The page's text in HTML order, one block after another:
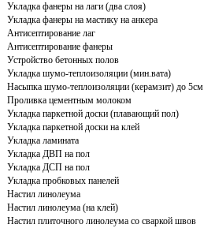
Укладка фанеры на лаги (два слоя)
Укладка фанеры на мастику на анкера
Антисептирование лаг
Антисептирование фанеры
Устройство бетонных полов
Укладка шумо-теплоизоляции (мин.вата)
Насыпка шумо-теплоизоляции (керамзит) до 5см
Проливка цементным молоком
Укладка паркетной доски (плавающий пол)
Укладка паркетной доски на клей
Укладка ламината
Укладка ДВП на пол
Укладка ДСП на пол
Укладка пробковых панелей
Настил линолеума
Настил линолеума (на клей)
Настил плиточного линолеума со сваркой швов